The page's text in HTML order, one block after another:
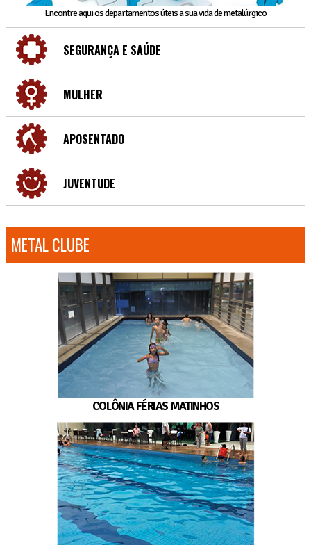
Encontre aqui os departamentos úteis a sua vida de metalúrgico
SEGURANÇA E SAÚDE
MULHER
APOSENTADO
JUVENTUDE
METAL CLUBE
COLÔNIA FÉRIAS MATINHOS